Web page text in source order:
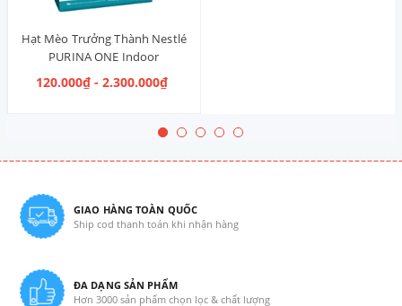
Hạt Mèo Trưởng Thành Nestlé
PURINA ONE Indoor
Advantage Salmon & Tuna [Vị
Cá Hồi & Cá Ngừ]
120.000₫ - 2.300.000₫
GIAO HÀNG TOÀN QUỐC
Ship cod thanh toán khi nhận hàng
ĐA DẠNG SẢN PHẨM
Hơn 3000 sản phẩm chọn lọc & chất lượng